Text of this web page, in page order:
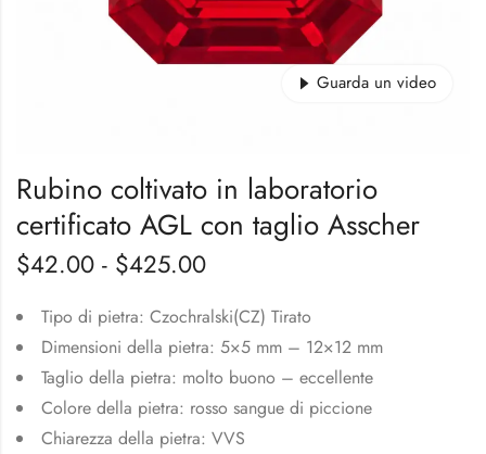
Guarda un video
Rubino coltivato in laboratorio
certificato AGL con taglio Asscher
$42.00 - $425.00
Tipo di pietra: Czochralski(CZ) Tirato
Dimensioni della pietra: 5×5 mm – 12×12 mm
Taglio della pietra: molto buono – eccellente
Colore della pietra: rosso sangue di piccione
Chiarezza della pietra: VVS